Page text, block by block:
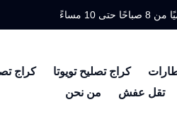
صباحًا حتى 10 مساءً
كراج تصليح تويوتا
كراج
تقل عفش من نحن